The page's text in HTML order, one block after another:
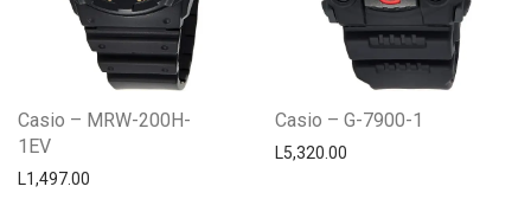
Casio – MRW-200H-
1EV
L1,497.00
Casio – G-7900-1
L5,320.00